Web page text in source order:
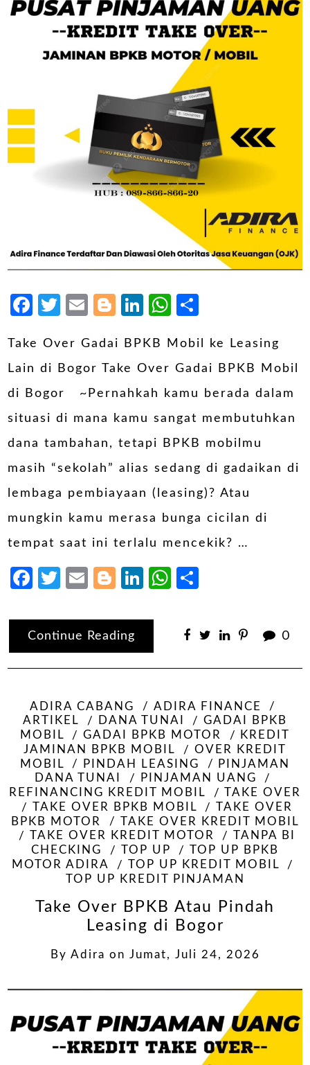
Facebook
Twitter
EmailBlogger
LinkedIn
WhatsApp
Take Over Gadai BPKB Mobil ke Leasing
Lain di Bogor Take Over Gadai BPKB Mobil
di Bogor ~Pernahkah kamu berada dalam
situasi di mana kamu sangat membutuhkan
dana tambahan, tetapi BPKB mobilmu
masih “sekolah” alias sedang di gadaikan di
lembaga pembiayaan (leasing)? Atau
mungkin kamu merasa bunga cicilan di
tempat saat ini terlalu mencekik? …
Facebook
Twitter
EmailBlogger
LinkedIn
WhatsApp
Continue Reading 0
ADIRA CABANG
ADIRA FINANCE
ARTIKEL
DANA TUNAI
GADAI BPKB
MOBIL
GADAI BPKB MOTOR
KREDIT
JAMINAN BPKB MOBIL
OVER KREDIT
MOBIL
PINDAH LEASING
PINJAMAN
DANA TUNAI
PINJAMAN UANG
REFINANCING KREDIT MOBIL
TAKE OVER
TAKE OVER BPKB MOBIL
TAKE OVER
BPKB MOTOR
TAKE OVER KREDIT MOBIL
TAKE OVER KREDIT MOTOR
TANPA BI
CHECKING
TOP UP
TOP UP BPKB
MOTOR ADIRA
TOP UP KREDIT MOBIL
TOP UP KREDIT PINJAMAN
Take Over BPKB Atau Pindah
Leasing di Bogor
By Adira on Jumat, Juli 24, 2026